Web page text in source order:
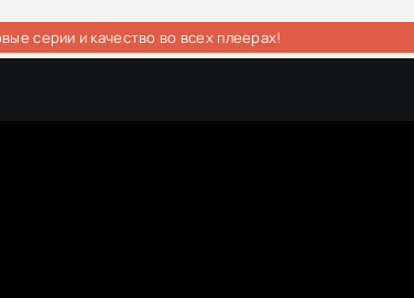
серии и качество во всех плеерах!